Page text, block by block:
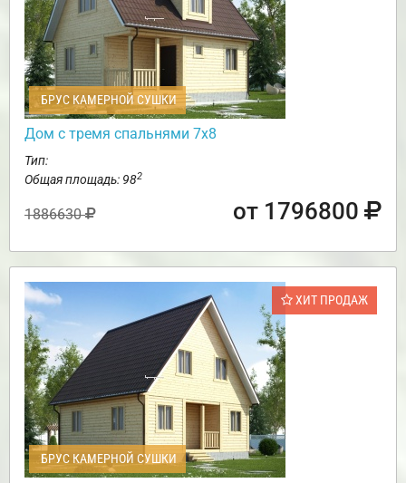
БРУС КАМЕРНОЙ СУШКИ
Дом с тремя спальнями 7х8
Тип:
Общая площадь: 982
1886630 от 1796800
ХИТ ПРОДАЖ
БРУС КАМЕРНОЙ СУШКИ